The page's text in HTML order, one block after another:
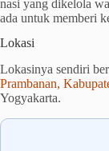
nasi yang dikelola
ada untuk memberi
Lokasi
Lokasinya sendiri
Prambanan,
Yogyakarta.